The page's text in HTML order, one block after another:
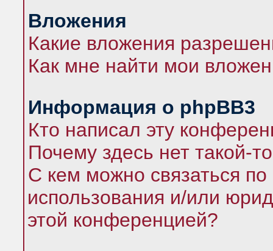
Вложения
Какие вложения
Как мне найти мои
Информация о phpBB3
Кто написал эту
Почему здесь нет такой-
С кем можно связаться по
использования и/или
этой конференцией?